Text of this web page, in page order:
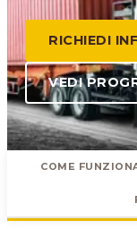
RICHIEDI
VEDI
COME